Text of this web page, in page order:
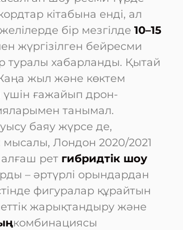
кітабына енді, ал
бір мезгілде 10–15
жүргізілген бейресми
туралы хабарланды. Қытай
жыл және көктем
үшін ғажайып дрон-
танымал.
баяу жүрсе де,
Лондон 2020/2021
рет гибридтік шоу
– әртүрлі орындардан
фигуралар құрайтын
жарықтандыру және
комбинациясы